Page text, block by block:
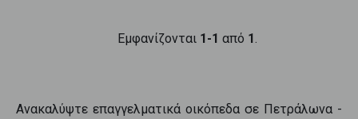
Εμφανίζονται 1-1 από 1
Ανακαλύψτε επαγγελματικά οικόπεδα σε Πετράλωνα -